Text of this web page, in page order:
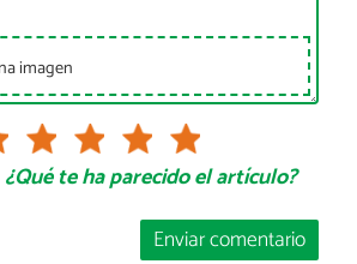
imagen
¿Qué te ha parecido el artículo?
Enviar comentario